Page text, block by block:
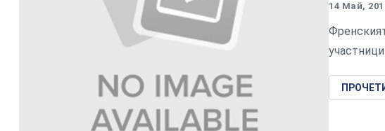
14 Май,